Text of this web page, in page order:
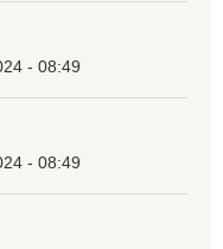
- 08:49
- 08:49